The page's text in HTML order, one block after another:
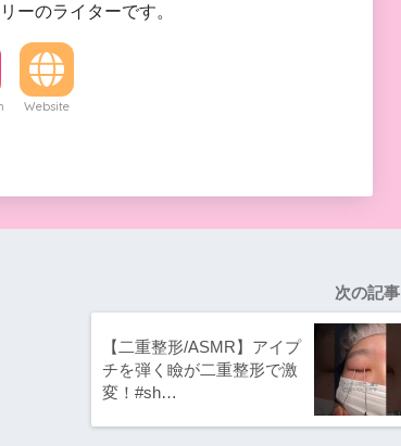
ーのライターです。
Website
次の記事
【二重整形/ASMR】アイプ
チを弾く瞼が二重整形で激
変！#sh…